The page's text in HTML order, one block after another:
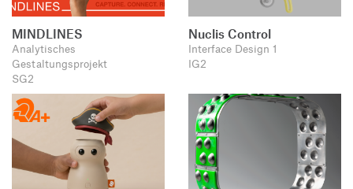
MINDLINES
Analytisches
Gestaltungsprojekt
SG2
Nuclis Control
Interface Design 1
IG2